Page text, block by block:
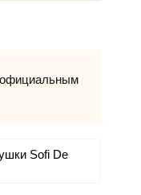
официальным
Sofi De